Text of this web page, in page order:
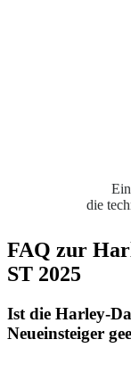
die
FAQ zur
ST 2025
Ist die Harley-
Neueinsteiger